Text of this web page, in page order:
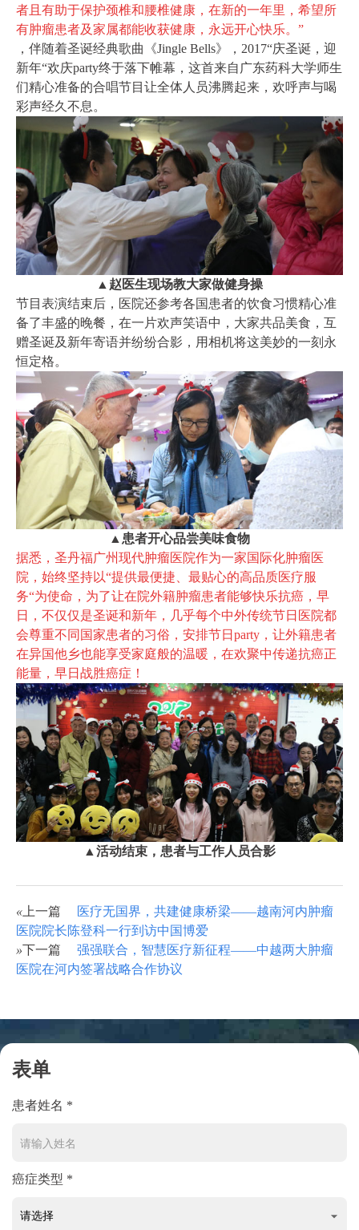
者且有助于保护颈椎和腰椎健康，在新的一年里，希望所
有肿瘤患者及家属都能收获健康，永远开心快乐。”
，伴随着圣诞经典歌曲《Jingle Bells》，2017“庆圣诞，迎
新年“欢庆party终于落下帷幕，这首来自广东药科大学师生
们精心准备的合唱节目让全体人员沸腾起来，欢呼声与喝
彩声经久不息。
▲赵医生现场教大家做健身操
节目表演结束后，医院还参考各国患者的饮食习惯精心准
备了丰盛的晚餐，在一片欢声笑语中，大家共品美食，互
赠圣诞及新年寄语并纷纷合影，用相机将这美妙的一刻永
恒定格。
▲患者开心品尝美味食物
据悉，圣丹福广州现代肿瘤医院作为一家国际化肿瘤医
院，始终坚持以“提供最便捷、最贴心的高品质医疗服
务“为使命，为了让在院外籍肿瘤患者能够快乐抗癌，早
日，不仅仅是圣诞和新年，几乎每个中外传统节日医院都
会尊重不同国家患者的习俗，安排节日party，让外籍患者
在异国他乡也能享受家庭般的温暖，在欢聚中传递抗癌正
能量，早日战胜癌症！
▲活动结束，患者与工作人员合影
« 上一篇
医疗无国界，共建健康桥梁——越南河内肿瘤
医院院长陈登科一行到访中国博爱
»下一篇
强强联合，智慧医疗新征程——中越两大肿瘤
医院在河内签署战略合作协议
表单
患者姓名 *
癌症类型 *